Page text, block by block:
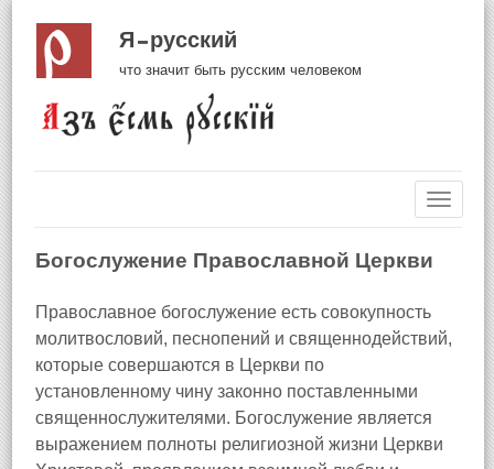
Я русский
что значит быть русским человеком
Богослужение Православной Церкви
Православное богослужение есть совокупность
молитвословий, песнопений и священнодействий,
которые совершаются в Церкви по
установленному чину законно поставленными
священнослужителями. Богослужение является
выражением полноты религиозной жизни Церкви